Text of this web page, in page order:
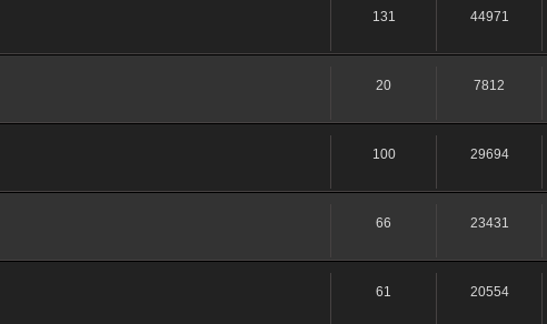
131 44971
20 7812
100 29694
66 23431
61 20554